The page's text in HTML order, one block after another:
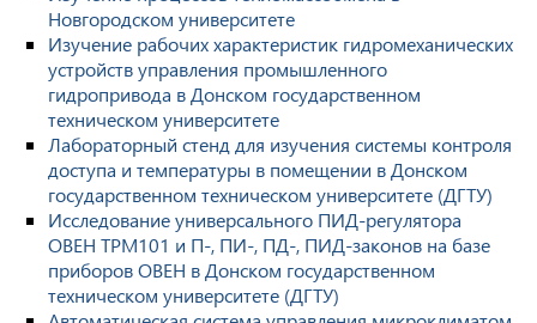
Новгородском университете
Изучение рабочих характеристик гидромеханических
устройств управления промышленного
гидропривода в Донском государственном
техническом университете
Лабораторный стенд для изучения системы контроля
доступа и температуры в помещении в Донском
государственном техническом университете (ДГТУ)
Исследование универсального ПИД-регулятора
ОВЕН ТРМ101 и П-, ПИ-, ПД-, ПИД-законов на базе
приборов ОВЕН в Донском государственном
техническом университете (ДГТУ)